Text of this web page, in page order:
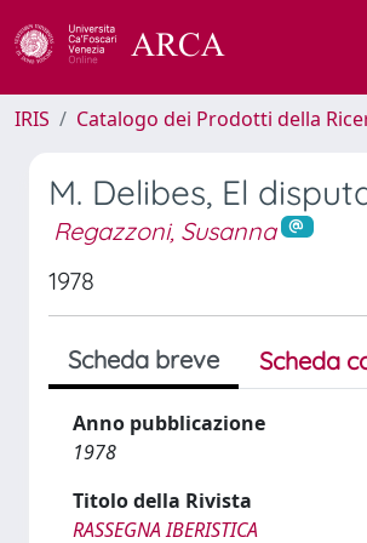
IRIS Catalogo dei Prodotti della
M. Delibes, El
Regazzoni, Susanna
1978
Scheda breve Scheda
Anno pubblicazione
1978
Titolo della Rivista
RASSEGNA IBERISTICA